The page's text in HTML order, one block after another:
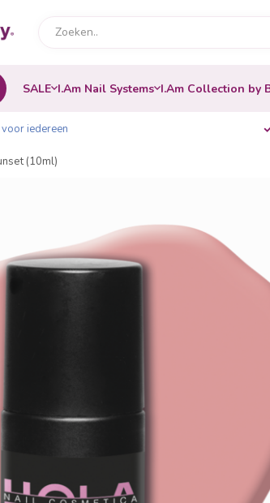
SALE I.Am Nail Systems I.Am Collection by
iedereen
(10ml)